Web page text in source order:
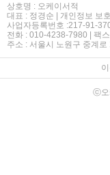
상호명 : 오케이서적
대표 : 정경순 | 개인정보 보
사업자등록번호 :217-91-
전화 : 010-4238-7980 | 팩
주소 : 서울시 노원구 중계
ⓒ오